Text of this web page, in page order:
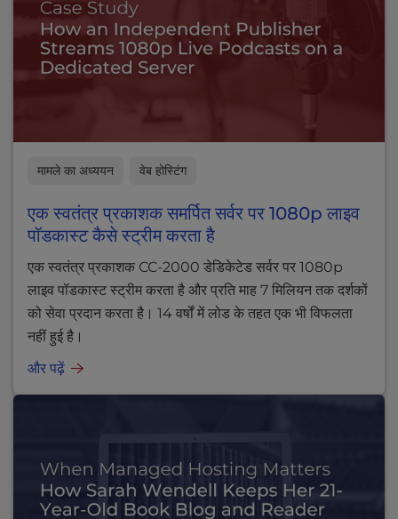
मामले का अध्ययन वेब होस्टिंग
एक स्वतंत्र प्रकाशक समर्पित सर्वर पर 1080p लाइव
पॉडकास्ट कैसे स्ट्रीम करता है
एक स्वतंत्र प्रकाशक CC-2000 डेडिकेटेड सर्वर पर 1080p
लाइव पॉडकास्ट स्ट्रीम करता है और प्रति माह 7 मिलियन तक दर्शकों
को सेवा प्रदान करता है। 14 वर्षों में लोड के तहत एक भी विफलता
नहीं हुई है।
और पढ़ें